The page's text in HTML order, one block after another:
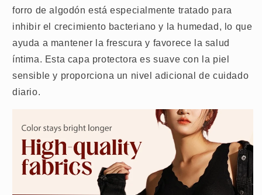
forro de algodón está especialmente tratado para
inhibir el crecimiento bacteriano y la humedad, lo que
ayuda a mantener la frescura y favorece la salud
íntima. Esta capa protectora es suave con la piel
sensible y proporciona un nivel adicional de cuidado
diario.